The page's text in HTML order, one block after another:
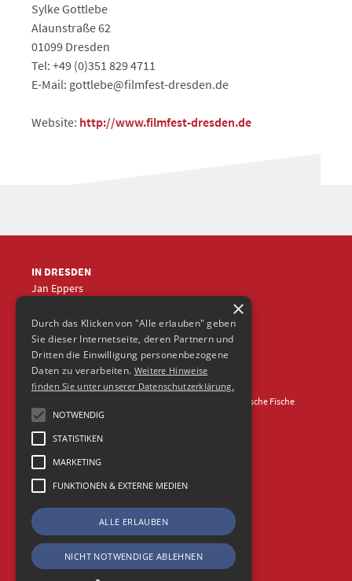
Sylke Gottlebe
Alaunstraße 62
01099 Dresden
Tel: +49 (0)351 829 4711
E-Mail: gottlebe@filmfest-dresden.de
Website: http://www.filmfest-dresden.de
IN DRESDEN
Jan Eppers
jep@frische-fische.com
© 2026 Agentur Frische Fische
×
Durch das Klicken von "Alle erlauben" geben
Sie dieser Internetseite, deren Partnern und
Dritten die Einwilligung personenbezogene
Daten zu verarbeiten. Weitere Hinweise
finden Sie unter unserer Datenschutzerklärung.
NOTWENDIG
STATISTIKEN
MARKETING
FUNKTIONEN & EXTERNE MEDIEN
ALLE ERLAUBEN
NICHT NOTWENDIGE ABLEHNEN